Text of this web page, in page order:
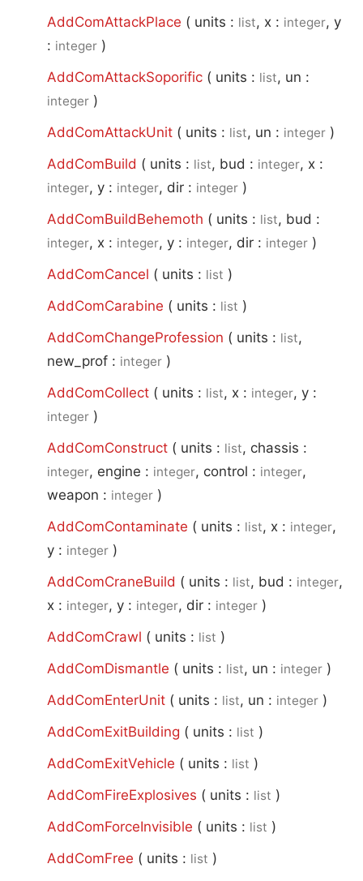
AddComAttackPlace ( units : list, x : integer, y
: integer )
AddComAttackSoporific ( units : list, un :
integer )
AddComAttackUnit ( units : list, un : integer )
AddComBuild ( units : list, bud : integer, x :
integer, y : integer, dir : integer )
AddComBuildBehemoth ( units : list, bud :
integer, x : integer, y : integer, dir : integer )
AddComCancel ( units : list )
AddComCarabine ( units : list )
AddComChangeProfession ( units : list,
new_prof : integer )
AddComCollect ( units : list, x : integer, y :
integer )
AddComConstruct ( units : list, chassis :
integer, engine : integer, control : integer,
weapon : integer )
AddComContaminate ( units : list, x : integer,
y : integer )
AddComCraneBuild ( units : list, bud : integer,
x : integer, y : integer, dir : integer )
AddComCrawl ( units : list )
AddComDismantle ( units : list, un : integer )
AddComEnterUnit ( units : list, un : integer )
AddComExitBuilding ( units : list )
AddComExitVehicle ( units : list )
AddComFireExplosives ( units : list )
AddComForceInvisible ( units : list )
AddComFree ( units : list )